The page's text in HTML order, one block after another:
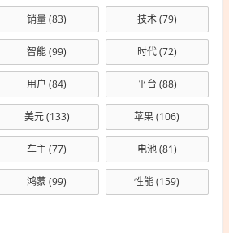
销量(83) 技术(79)
智能(99) 时代(72)
用户 (84) 平台 (88)
美元(133) 苹果(106)
车主 (77) 电池(81)
鸿蒙(99) 性能(159)